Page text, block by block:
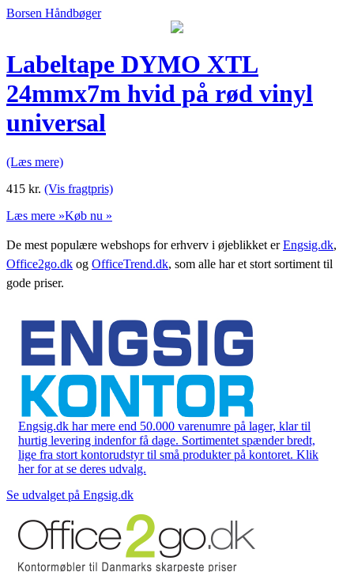
Borsen Håndbøger
Labeltape DYMO XTL
24mmx7m hvid på rød vinyl
universal
(Læs mere)
415 kr. (Vis fragtpris)
Læs mere »Køb nu »
De mest populære webshops for erhverv i øjeblikket erEngsig.dk,
Office2go.dk og OfficeTrend.dk, som alle har et stort sortiment til
gode priser.
Engsig.dk har mere end 50.000 varenumre på lager, klar til
hurtig levering indenfor få dage. Sortimentet spænder bredt,
lige fra stort kontorudstyr til små produkter på kontoret. Klik
her for at se deres udvalg.
Se udvalget på Engsig.dk